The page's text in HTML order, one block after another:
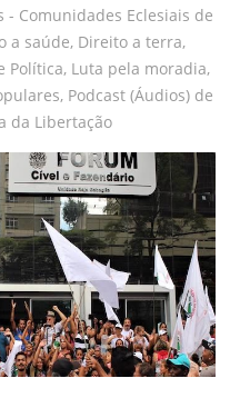
- Comunidades Eclesiais de
a saúde, Direito a terra,
Política, Luta pela moradia,
, Podcast (Áudios) de
da Libertação